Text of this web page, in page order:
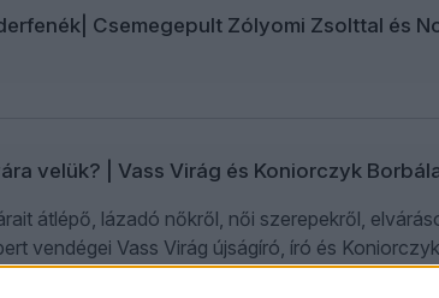
Csemegepult Zólyomi Zsolttal és
velük? | Vass Virág és Koniorczyk
átlépő, lázadó nőkről, női szerepekről,
vendégei Vass Virág újságíró, író és